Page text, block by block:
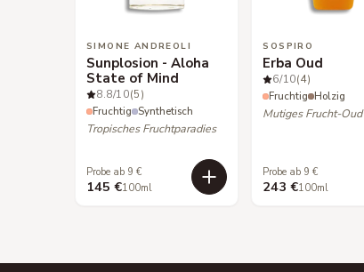
SIMONE ANDREOLI
Sunplosion - Aloha
State of Mind
8.8/10(5)
Fruchtig Synthetisch
Tropisches Fruchtparadies
Probe ab 9 €
145 €100ml
SOSPIRO
Erba Oud
6/10(4)
Fruchtig Holzig
Mutiges Frucht-Oud
Probe ab 9 €
243 €100ml